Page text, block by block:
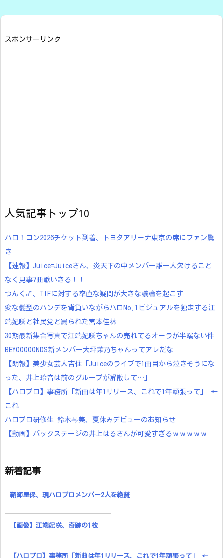
スポンサーリンク
人気記事トップ10
ハロ！コン2026チケット到着、トヨタアリーナ東京の席にファン驚
き
【速報】Juice=Juiceさん、炎天下の中メンバー誰一人欠けること
なく見事7曲歌いきる！！
つんく♂、TIFに対する率直な疑問が大きな議論を起こす
変な髪型のハンデを背負いながらハロNo.1ビジュアルを独走する江
端妃咲と社民党と罵られた宮本佳林
30期最新集合写真で江端妃咲ちゃんの売れてるオーラが半端ない件
BEYOOOOONDS新メンバー大坪茉乃ちゃんってアレだな
【朗報】美少女芸人吉住「Juiceのライブで1曲目から泣きそうにな
った、井上玲音は前のグループが解散して…」
【ハロプロ】事務所「新曲は年1リリース、これで1年頑張って」 ←
これ
ハロプロ研修生 鈴木琴美、夏休みデビューのお知らせ
【動画】バックステージの井上はるさんが可愛すぎるｗｗｗｗｗ
新着記事
鞘師里保、現ハロプロメンバー2人を絶賛
【画像】江端妃咲、奇跡の1枚
【ハロプロ】事務所「新曲は年1リリース、これで1年頑張って」 ←